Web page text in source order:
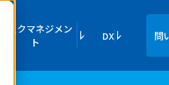
リスクマネジメン
ト
DX 問